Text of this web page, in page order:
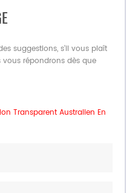
suggestions, s'il vous plaît
répondrons dès que
Transparent Australien En